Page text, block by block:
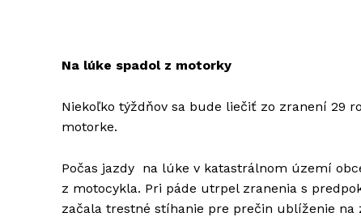
Na lúke spadol z motorky
Niekoľko týždňov sa bude liečiť zo zranení 29
motorke.
Počas jazdy na lúke v katastrálnom území
z motocykla. Pri páde utrpel zranenia s
začala trestné stíhanie pre prečin ublíženie na